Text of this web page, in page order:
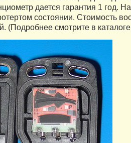
дается гарантия 1 год.
состоянии. Стоимость
смотрите в каталоге